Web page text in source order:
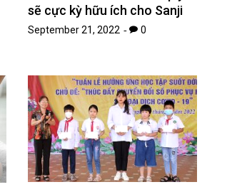
sẽ cực kỳ hữu ích cho Sanji
September 21, 2022 0